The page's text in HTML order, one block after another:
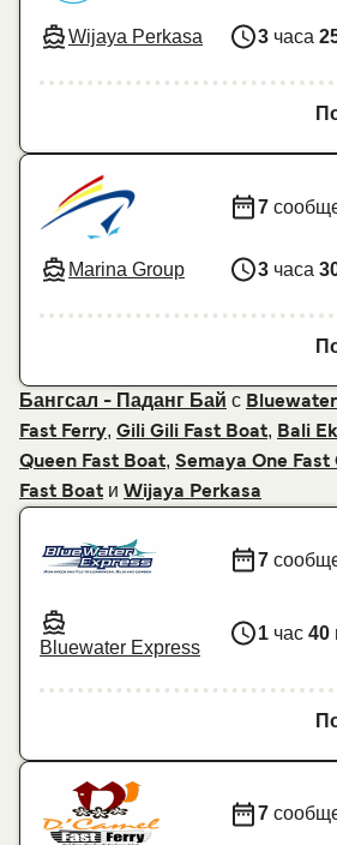
Wijaya Perkasa 3 часа
Marina Group
7
3 часа
Бангсал - Паданг Бай с
Fast Ferry, Gili Gili Fast Boat, Bali
Queen Fast Boat, Semaya One Fast
Fast Boat и Wijaya Perkasa
Bluewater Express
7
1 час 40
7